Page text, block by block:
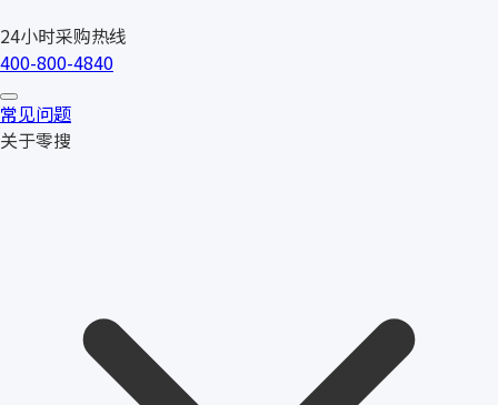
24小时采购热线
400-800-4840
常见问题
关于零搜